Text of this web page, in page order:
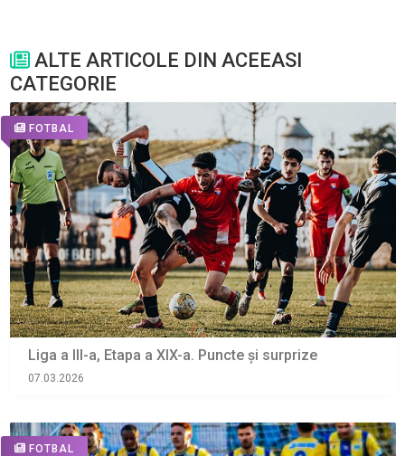
ALTE ARTICOLE DIN ACEEASI
CATEGORIE
FOTBAL
Liga a III-a, Etapa a XIX-a. Puncte și surprize
07.03.2026
FOTBAL